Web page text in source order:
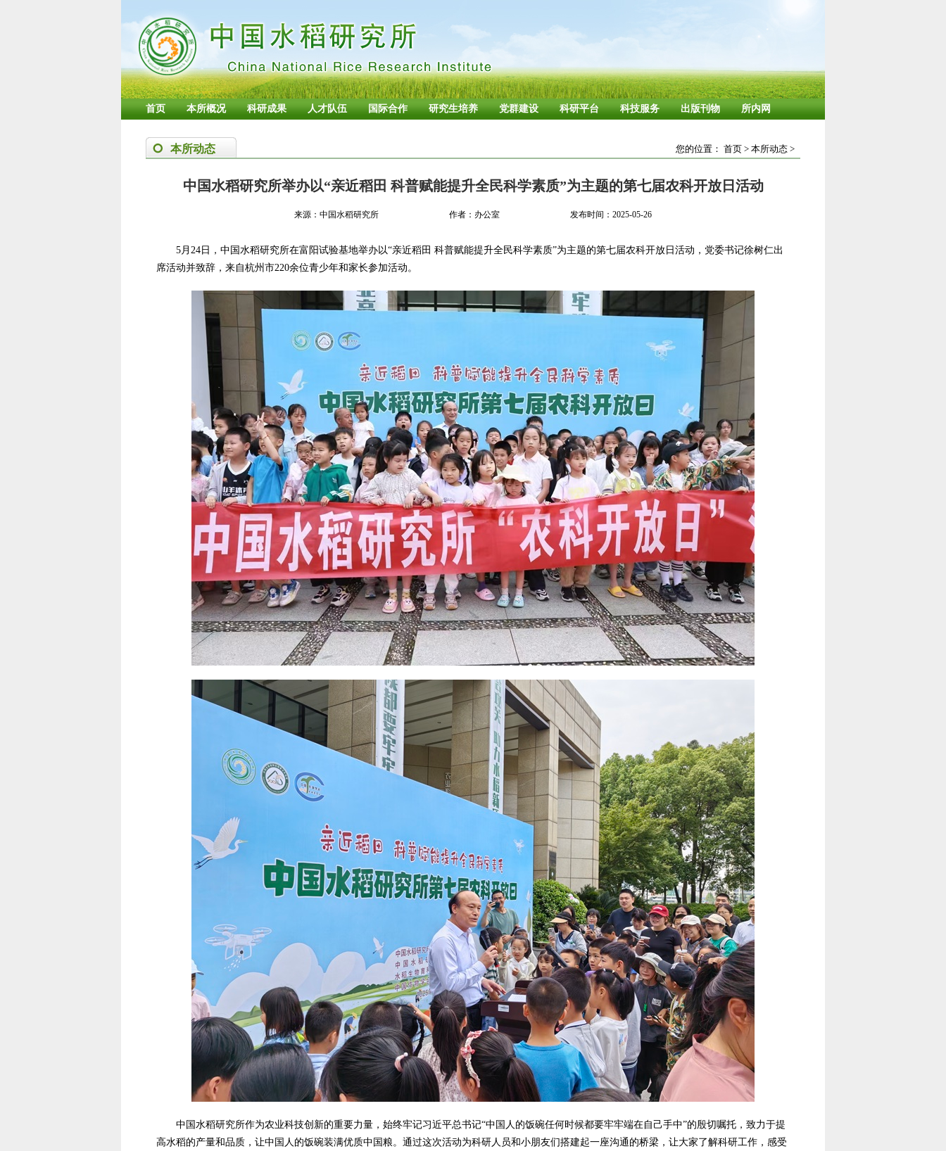
首页 本所概况 科研成果 人才队伍 国际合作 研究生培养 党群建设 科研平台 科技服务 出版刊物 所内网
本所动态 您的位置： 首页 > 本所动态 >
中国水稻研究所举办以“亲近稻田 科普赋能提升全民科学素质”为主题的第七届农科开放日活动
来源：中国水稻研究所 作者：办公室 发布时间：2025-05-26
5月24日，中国水稻研究所在富阳试验基地举办以“亲近稻田 科普赋能提升全民科学素质”为主题的第七届农科开放日活动，党委书记徐树仁出
席活动并致辞，来自杭州市220余位青少年和家长参加活动。
中国水稻研究所作为农业科技创新的重要力量，始终牢记习近平总书记“中国人的饭碗任何时候都要牢牢端在自己手中”的殷切嘱托，致力于提
高水稻的产量和品质，让中国人的饭碗装满优质中国粮。通过这次活动为科研人员和小朋友们搭建起一座沟通的桥梁，让大家了解科研工作，感受